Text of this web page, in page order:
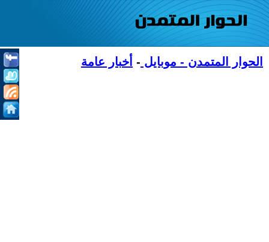
الحوار المتمدن - موبايل - أخبار عامة